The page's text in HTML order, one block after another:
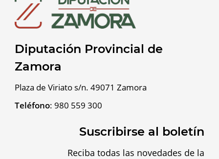
Diputación Provincial de
Zamora
Plaza de Viriato s/n. 49071 Zamora
Teléfono: 980 559 300
Suscribirse al boletín
Reciba todas las novedades de la